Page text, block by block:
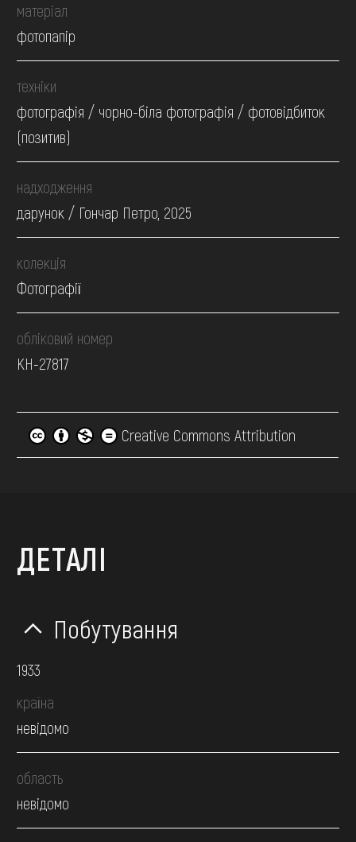
матеріал
фотопапір
техніки
фотографія / чорно-біла фотографія / фотовідбиток
(позитив)
надходження
дарунок / Гончар Петро, 2025
колекція
Фотографії
обліковий номер
КН-27817
Creative Commons Attribution
ДЕТАЛІ
Побутування
1933
країна
невідомо
область
невідомо